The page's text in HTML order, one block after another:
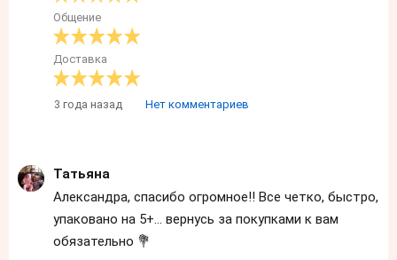
Общение
Доставка
3 года назад Нет комментариев
Татьяна
Александра, спасибо огромное!! Все четко, быстро,
упаковано на 5+… вернусь за покупками к вам
обязательно 💐